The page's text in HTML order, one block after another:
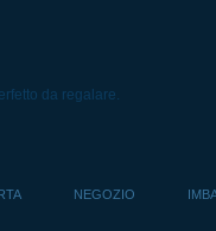
da regalare.
NEGOZIO